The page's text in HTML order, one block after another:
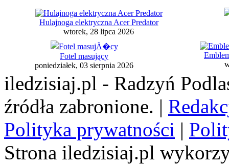
Hulajnoga elektryczna Acer Predator
wtorek, 28 lipca 2026
Fotel masujący
poniedziałek, 03 sierpnia 2026
iledzisiaj.pl - Radzyń
źródła zabronione. |
Polityka prywatności |
Strona iledzisiaj.pl